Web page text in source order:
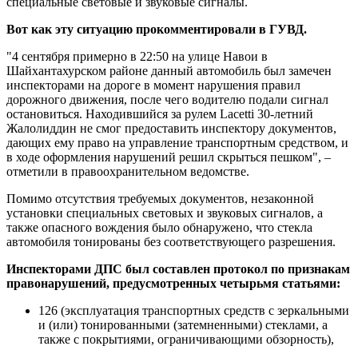
Вот как эту ситуацию прокомментировали в ГУВД.
"4 сентября примерно в 22:50 на улице Навои в
Шайхантахурском районе данный автомобиль был замечен
инспекторами на дороге в момент нарушения правил
дорожного движения, после чего водителю подали сигнал
остановиться. Находившийся за рулем Lacetti 30-летний
Жалолиддин не смог предоставить инспектору документов,
дающих ему право на управление транспортным средством, и
в ходе оформления нарушений решил скрыться пешком", –
отметили в правоохранительном ведомстве.
Помимо отсутствия требуемых документов, незаконной
установки специальных световых и звуковых сигналов, а
также опасного вождения было обнаружено, что стекла
автомобиля тонированы без соответствующего разрешения.
Инспекторами ДПС был составлен протокол по признакам
правонарушений, предусмотренных четырьмя статьями:
126 (эксплуатация транспортных средств с зеркальными
и (или) тонированными (затемненными) стеклами, а
также с покрытиями, ограничивающими обзорность),